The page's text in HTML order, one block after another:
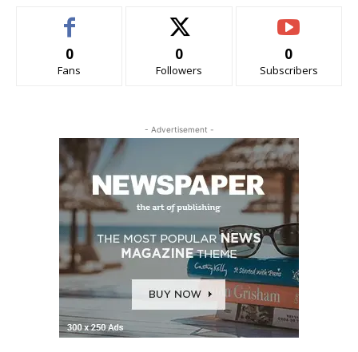
0
Fans
0
Followers
0
Subscribers
- Advertisement -